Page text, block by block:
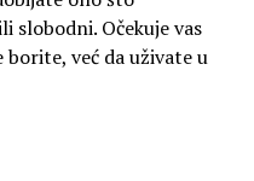
slobodni. Očekuje vas
već da uživate u